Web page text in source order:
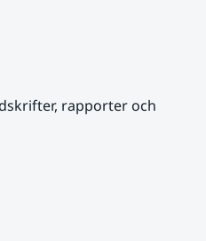
rapporter och